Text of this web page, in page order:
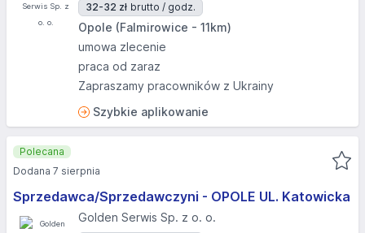
32-32 zł brutto / godz.
Opole (Falmirowice - 11km)
umowa zlecenie
praca od zaraz
Zapraszamy pracowników z Ukrainy
Szybkie aplikowanie
Sprzedawca/Sprzedawczyni - OPOLE UL. Katowicka
Golden Serwis Sp. z o. o.
Polecana
Dodana 7 sierpnia